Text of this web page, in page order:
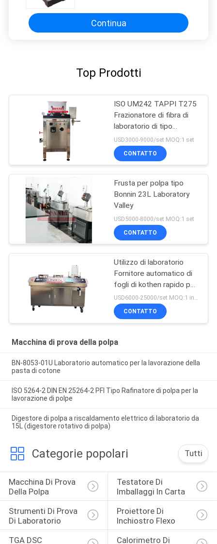
Continua
Top Prodotti
ISO UM242 TAPPI T275
Frazionatore di fibra di
laboratorio di tipo
Somerville
USD3000-9000/set MOQ:1 set
CONTATTO
Frusta per polpa tipo
Bonnin 23L Laboratory
Valley
USD5000-8000/set MOQ:1 set
CONTATTO
Utilizzo di laboratorio
Fornitore automatico di
fogli di kothen rapido per
carta di pasta
USD6000-25000/set MOQ:1 insieme
CONTATTO
Macchina di prova della polpa
BN-8053-01U Laboratorio automatico per la lavorazione della
pasta di cotone
ISO 5264-2 DIN EN 25264-2 PFI Tipo Rafinatore di polpa per la
lavorazione di polpe
Digestore di polpa a riscaldamento elettrico di laboratorio da
15L (digestore rotativo di polpa)
Categorie popolari Tutti
Macchina Di Prova
Della Polpa
Testatore Di
Imballaggi In Carta
Strumenti Di Prova
Di Laboratorio
Proiettore Di
Inchiostro Flexo
TGA DSC
Calorimetro Di